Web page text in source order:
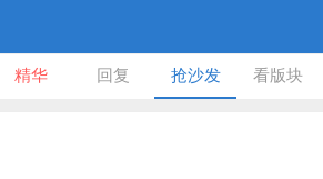
精华 回复 抢沙发 看版块